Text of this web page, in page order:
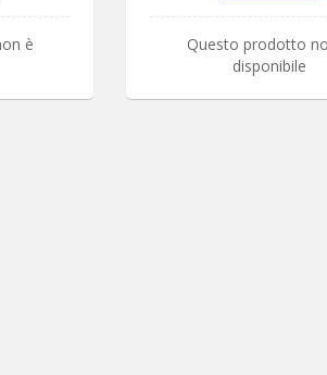
è
Questo prodotto
disponibile